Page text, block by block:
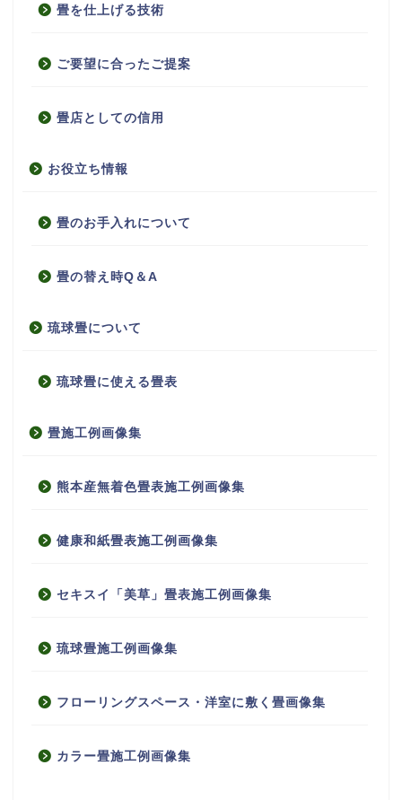
畳を仕上げる技術
ご要望に合ったご提案
畳店としての信用
お役立ち情報
畳のお手入れについて
畳の替え時Q＆A
琉球畳について
琉球畳に使える畳表
畳施工例画像集
熊本産無着色畳表施工例画像集
健康和紙畳表施工例画像集
セキスイ「美草」畳表施工例画像集
琉球畳施工例画像集
フローリングスペース・洋室に敷く畳画像集
カラー畳施工例画像集